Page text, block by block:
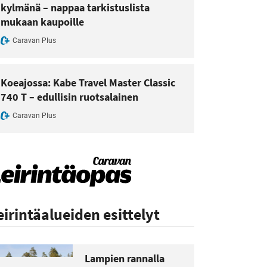
kylmänä – nappaa tarkistuslista
mukaan kaupoille
Caravan Plus
Koeajossa: Kabe Travel Master Classic
740 T – edullisin ruotsalainen
Caravan Plus
esittelyt
Lampien rannalla